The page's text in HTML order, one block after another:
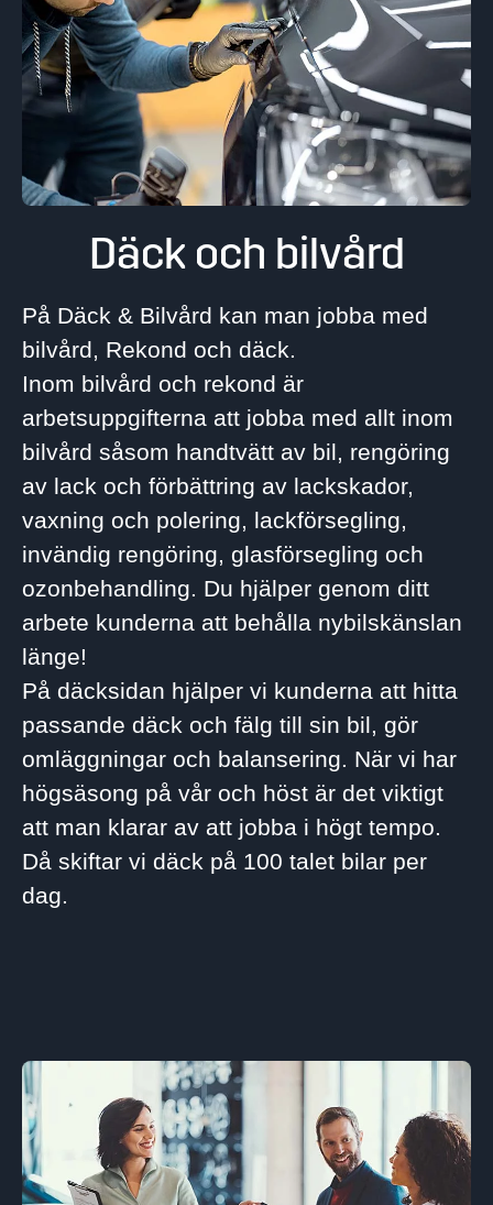
Däck och bilvård
På Däck & Bilvård kan man jobba med
bilvård, Rekond och däck.
Inom bilvård och rekond är
arbetsuppgifterna att jobba med allt inom
bilvård såsom handtvätt av bil, rengöring
av lack och förbättring av lackskador,
vaxning och polering, lackförsegling,
invändig rengöring, glasförsegling och
ozonbehandling. Du hjälper genom ditt
arbete kunderna att behålla nybilskänslan
länge!
På däcksidan hjälper vi kunderna att hitta
passande däck och fälg till sin bil, gör
omläggningar och balansering. När vi har
högsäsong på vår och höst är det viktigt
att man klarar av att jobba i högt tempo.
Då skiftar vi däck på 100 talet bilar per
dag.